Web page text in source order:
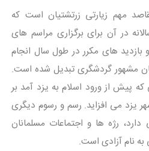
مهم زیارتی زرتشتیان است که
در آن برای برگزاری مراسم های
های مکرر در طول سال انجام
مشهور گردشگری تبدیل شده است.
که پیش از ورود اسلام به یزد آمد بر
یزد می افزاید. رسم و رسوم دیگری
رژه ها و اجتماعات مسلمانان
نام آزادی است.